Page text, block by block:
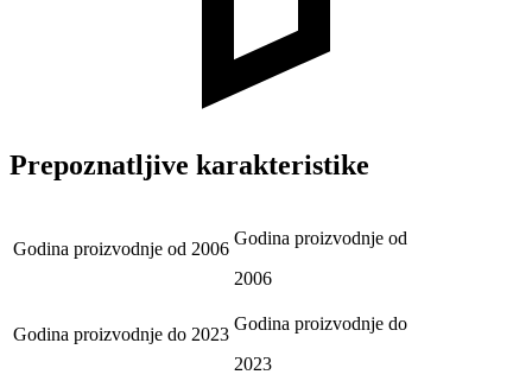
Prepoznatljive karakteristike
Godina proizvodnje od 2006
Godina proizvodnje od
2006
Godina proizvodnje do 2023
Godina proizvodnje do
2023